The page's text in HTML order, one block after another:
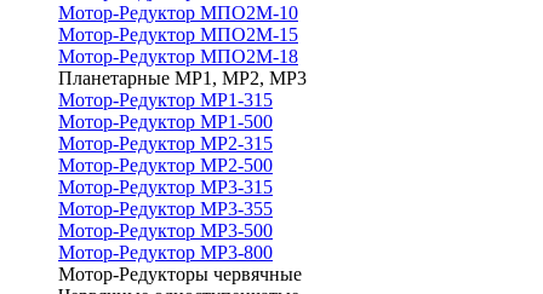
Мотор-Редуктор МПО2М-10
Мотор-Редуктор МПО2М-15
Мотор-Редуктор МПО2М-18
Планетарные МР1, МР2, МР3
Мотор-Редуктор МР1-315
Мотор-Редуктор МР1-500
Мотор-Редуктор МР2-315
Мотор-Редуктор МР2-500
Мотор-Редуктор МР3-315
Мотор-Редуктор МР3-355
Мотор-Редуктор МР3-500
Мотор-Редуктор МР3-800
Мотор-Редукторы червячные